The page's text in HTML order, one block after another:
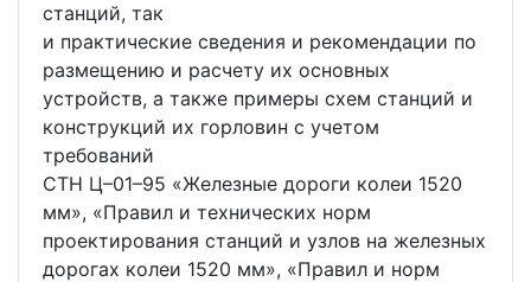
станций, так
и практические сведения и рекомендации по
размещению и расчету их основных
устройств, а также примеры схем станций и
конструкций их горловин с учетом
требований
СТН Ц–01–95 «Железные дороги колеи 1520
мм», «Правил и технических норм
проектирования станций и узлов на железных
дорогах колеи 1520 мм», «Правил и норм